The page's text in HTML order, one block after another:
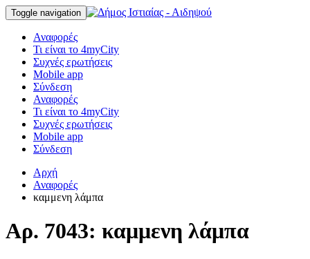
Toggle navigation
Αναφορές
Τι είναι το 4myCity
Συχνές ερωτήσεις
Mobile app
Σύνδεση
Αναφορές
Τι είναι το 4myCity
Συχνές ερωτήσεις
Mobile app
Σύνδεση
Αρχή
Αναφορές
καμμενη λάμπα
Αρ. 7043: καμμενη λάμπα